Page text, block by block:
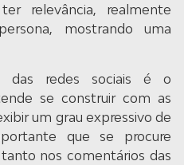
relevância, realmente
mostrando uma
redes sociais é o
se construir com as
um grau expressivo de
que se procure
nos comentários das